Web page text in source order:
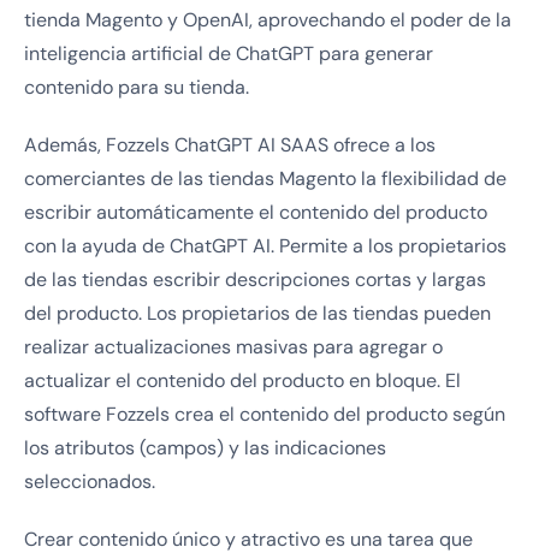
tienda Magento y OpenAI, aprovechando el poder de la
inteligencia artificial de ChatGPT para generar
contenido para su tienda.
Además, Fozzels ChatGPT AI SAAS ofrece a los
comerciantes de las tiendas Magento la flexibilidad de
escribir automáticamente el contenido del producto
con la ayuda de ChatGPT AI. Permite a los propietarios
de las tiendas escribir descripciones cortas y largas
del producto. Los propietarios de las tiendas pueden
realizar actualizaciones masivas para agregar o
actualizar el contenido del producto en bloque. El
software Fozzels crea el contenido del producto según
los atributos (campos) y las indicaciones
seleccionados.
Crear contenido único y atractivo es una tarea que